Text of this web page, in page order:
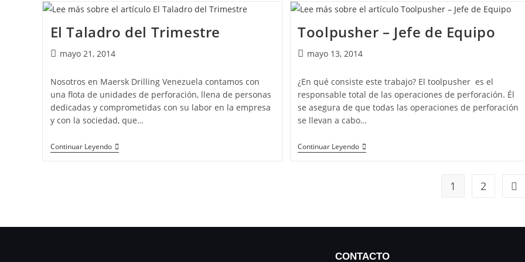
El Taladro del Trimestre
mayo 21, 2014
Nosotros en Maersk Drilling Venezuela contamos con
una flota de unidades de perforación, llena de personas
dedicadas y comprometidas con su labor en la empresa
y con la sociedad, que…
Continuar Leyendo
Toolpusher – Jefe de Equipo
mayo 13, 2014
¿En qué consiste este trabajo? El toolpusher es el
responsable total de las operaciones de perforación. Él
se asegura de que todas las operaciones de perforación
se llevan a cabo…
Continuar Leyendo
1 2
CONTACTO